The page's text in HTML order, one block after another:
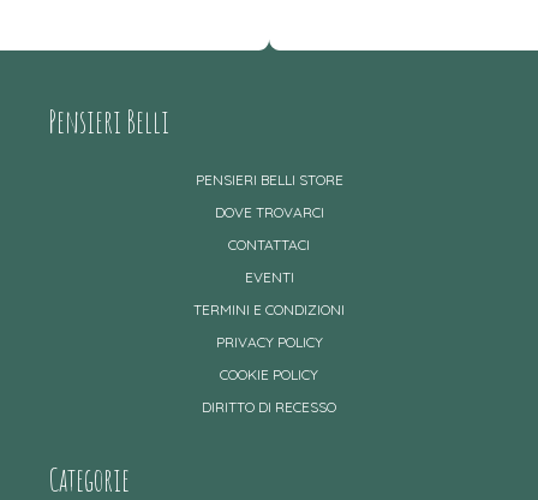
Pensieri Belli
PENSIERI BELLI STORE
DOVE TROVARCI
CONTATTACI
EVENTI
TERMINI E CONDIZIONI
PRIVACY POLICY
COOKIE POLICY
DIRITTO DI RECESSO
Categorie